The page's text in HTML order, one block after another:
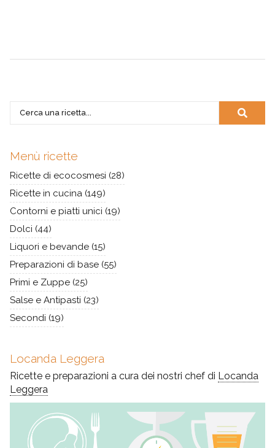
Menù ricette
Ricette di ecocosmesi (28)
Ricette in cucina (149)
Contorni e piatti unici (19)
Dolci (44)
Liquori e bevande (15)
Preparazioni di base (55)
Primi e Zuppe (25)
Salse e Antipasti (23)
Secondi (19)
Locanda Leggera
Ricette e preparazioni a cura dei nostri chef di Locanda
Leggera